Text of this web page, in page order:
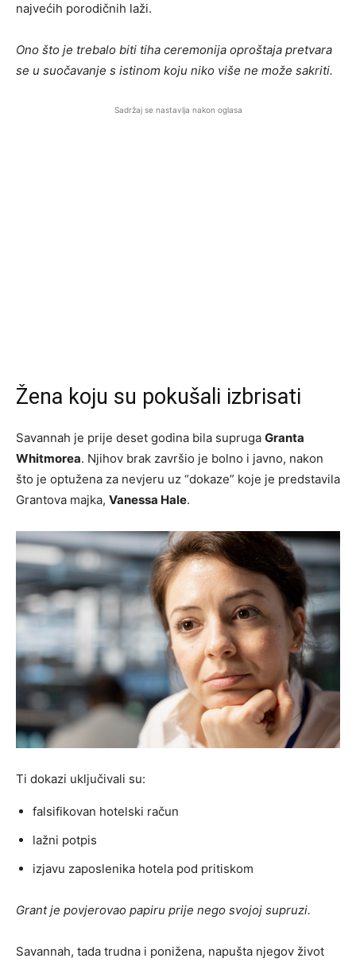
najvećih porodičnih laži.
Ono što je trebalo biti tiha ceremonija oproštaja pretvara
se u suočavanje s istinom koju niko više ne može sakriti.
Sadržaj se nastavlja nakon oglasa
Žena koju su pokušali izbrisati
Savannah je prije deset godina bila supruga Granta
Whitmorea. Njihov brak završio je bolno i javno, nakon
što je optužena za nevjeru uz “dokaze” koje je predstavila
Grantova majka, Vanessa Hale.
Ti dokazi uključivali su:
falsifikovan hotelski račun
lažni potpis
izjavu zaposlenika hotela pod pritiskom
Grant je povjerovao papiru prije nego svojoj supruzi.
Savannah, tada trudna i ponižena, napušta njegov život